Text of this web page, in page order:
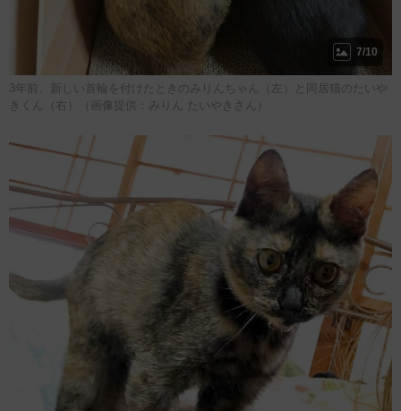
7/10
3年前、新しい首輪を付けたときのみりんちゃん（左）と同居猫のたいや
きくん（右）（画像提供：みりん たいやきさん）